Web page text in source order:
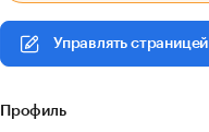
Управлять страницей
Профиль